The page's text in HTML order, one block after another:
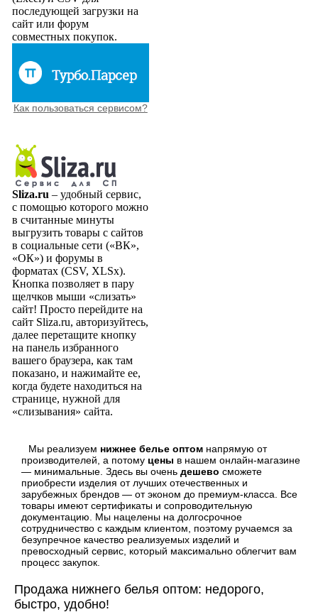
последующей загрузки на
сайт или форум
совместных покупок.
Как пользоваться сервисом?
Sliza.ru – удобный сервис,
с помощью которого можно
в считанные минуты
выгрузить товары с сайтов
в социальные сети («ВК»,
«ОК») и форумы в
форматах (CSV, XLSx).
Кнопка позволяет в пару
щелчков мыши «слизать»
сайт! Просто перейдите на
сайт Sliza.ru, авторизуйтесь,
далее перетащите кнопку
на панель избранного
вашего браузера, как там
показано, и нажимайте ее,
когда будете находиться на
странице, нужной для
«слизывания» сайта.
Мы реализуем нижнее белье оптом напрямую от
производителей, а потому цены в нашем онлайн-магазине
— минимальные. Здесь вы очень дешево сможете
приобрести изделия от лучших отечественных и
зарубежных брендов — от эконом до премиум-класса. Все
товары имеют сертификаты и сопроводительную
документацию. Мы нацелены на долгосрочное
сотрудничество с каждым клиентом, поэтому ручаемся за
безупречное качество реализуемых изделий и
превосходный сервис, который максимально облегчит вам
процесс закупок.
Продажа нижнего белья оптом: недорого,
быстро, удобно!